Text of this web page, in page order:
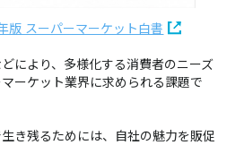
版 スーパーマーケット白書
により、多様化する消費者のニーズ
ーケット業界に求められる課題で
き残るためには、自社の魅力を販促